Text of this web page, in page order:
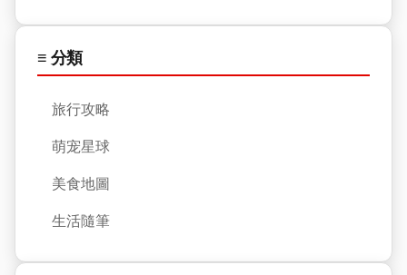
≡ 分類
旅行攻略
萌宠星球
美食地圖
生活隨筆